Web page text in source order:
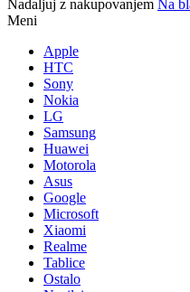
Nadaljuj z nakupovanjem Na
Meni
Apple
HTC
Sony
Nokia
LG
Samsung
Huawei
Motorola
Asus
Google
Microsoft
Xiaomi
Realme
Tablice
Ostalo